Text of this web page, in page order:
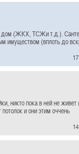
дом (ЖКХ, ТСЖи т.д.).
имуществом (вплоть до
никто пока в ней не живет
и они этим оччень